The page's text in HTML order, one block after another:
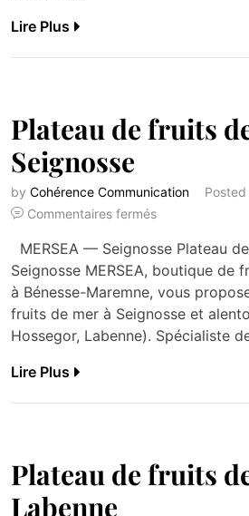
Lire Plus
Plateau de fruits
Seignosse
by Cohérence Communication Posted
Commentaires fermés
MERSEA — Seignosse Plateau
Seignosse MERSEA, boutique de
à Bénesse-Maremne, vous
fruits de mer à Seignosse et
Hossegor, Labenne). Spécialiste
Lire Plus
Plateau de fruits
Labenne